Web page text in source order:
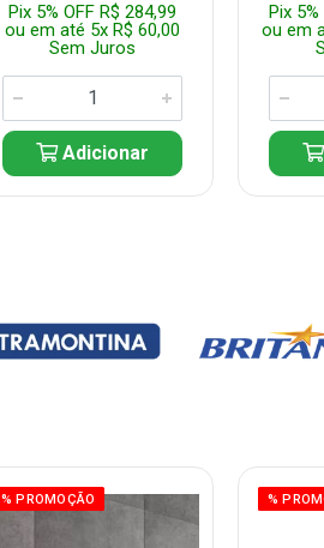
Pix 5% OFF R$ 284,99
ou em até 5x R$ 60,00
Sem Juros
Adicionar
Pix 5%
ou em
% PROMOÇÃO %